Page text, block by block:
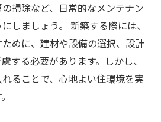
掃除など、日常的なメンテナン
しましょう。 新築する際には、
めに、建材や設備の選択、設計
する必要があります。しかし、
ることで、心地よい住環境を実